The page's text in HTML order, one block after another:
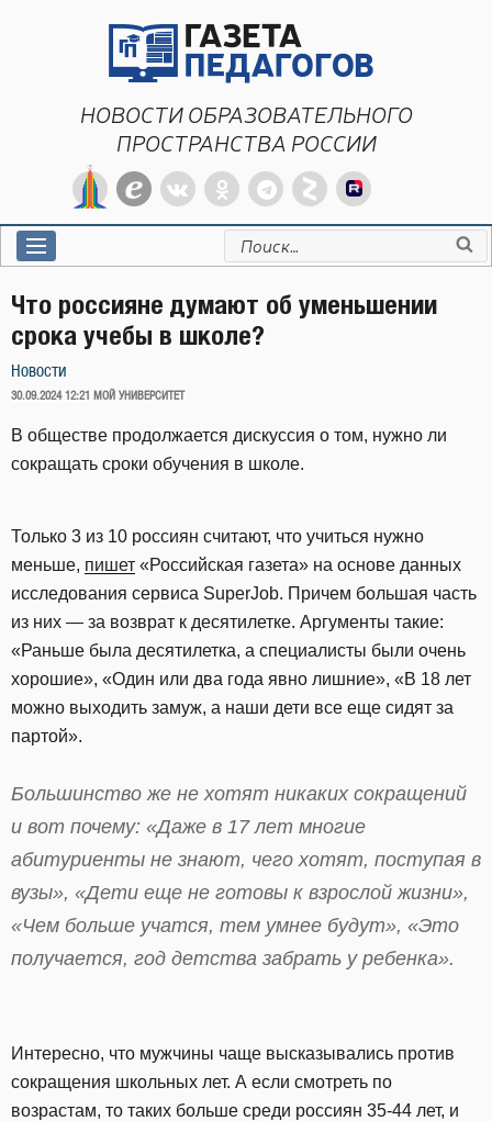
НОВОСТИ ОБРАЗОВАТЕЛЬНОГО
ПРОСТРАНСТВА РОССИИ
Искать:
Что россияне думают об уменьшении
срока учебы в школе?
Новости
ОПУБЛИКОВАНО
30.09.2024 12:21 МОЙ УНИВЕРСИТЕТ
В обществе продолжается дискуссия о том, нужно ли
сокращать сроки обучения в школе.
Только 3 из 10 россиян считают, что учиться нужно
меньше, пишет «Российская газета» на основе данных
исследования сервиса SuperJob. Причем большая часть
из них — за возврат к десятилетке. Аргументы такие:
«Раньше была десятилетка, а специалисты были очень
хорошие», «Один или два года явно лишние», «В 18 лет
можно выходить замуж, а наши дети все еще сидят за
партой».
Большинство же не хотят никаких сокращений
и вот почему: «Даже в 17 лет многие
абитуриенты не знают, чего хотят, поступая в
вузы», «Дети еще не готовы к взрослой жизни»,
«Чем больше учатся, тем умнее будут», «Это
получается, год детства забрать у ребенка».
Интересно, что мужчины чаще высказывались против
сокращения школьных лет. А если смотреть по
возрастам, то таких больше среди россиян 35-44 лет, и